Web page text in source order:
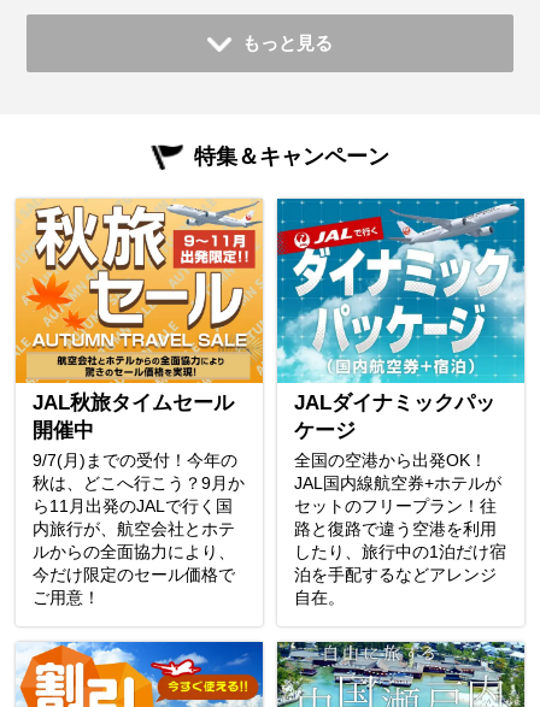
もっと見る
特集＆キャンペーン
JAL秋旅タイムセール
開催中
9/7(月)までの受付！今年の
秋は、どこへ行こう？9月か
ら11月出発のJALで行く国
内旅行が、航空会社とホテ
ルからの全面協力により、
今だけ限定のセール価格で
ご用意！
JALダイナミックパッ
ケージ
全国の空港から出発OK！
JAL国内線航空券+ホテルが
セットのフリープラン！往
路と復路で違う空港を利用
したり、旅行中の1泊だけ宿
泊を手配するなどアレンジ
自在。